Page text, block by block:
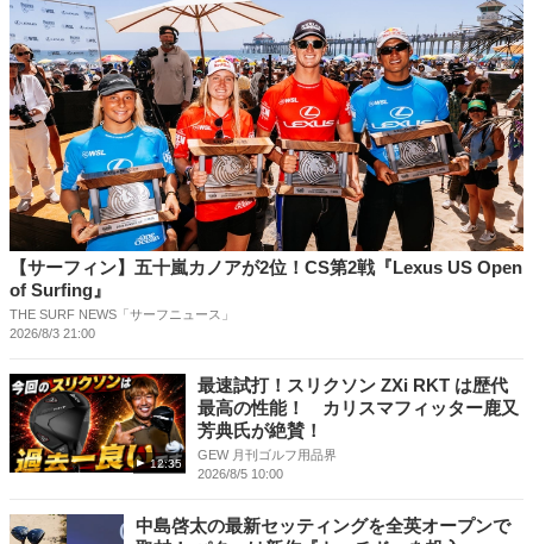
【サーフィン】五十嵐カノアが2位！CS第2戦『Lexus US Open
of Surfing』
THE SURF NEWS「サーフニュース」
2026/8/3 21:00
12:35
最速試打！スリクソン ZXi RKT は歴代
最高の性能！ カリスマフィッター鹿又
芳典氏が絶賛！
GEW 月刊ゴルフ用品界
2026/8/5 10:00
中島啓太の最新セッティングを全英オープンで